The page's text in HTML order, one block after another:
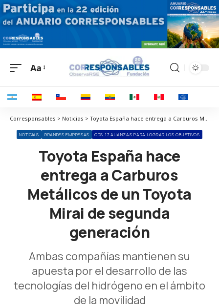
Aa
Corresponsables > Noticias > Toyota España hace entrega a Carburos Metálicos de un Toyota Mirai de segunda generación
NOTICIAS GRANDES EMPRESAS ODS 17 ALIANZAS PARA LOGRAR LOS OBJETIVOS
Toyota España hace
entrega a Carburos
Metálicos de un Toyota
Mirai de segunda
generación
Ambas compañías mantienen su
apuesta por el desarrollo de las
tecnologías del hidrógeno en el ámbito
de la movilidad